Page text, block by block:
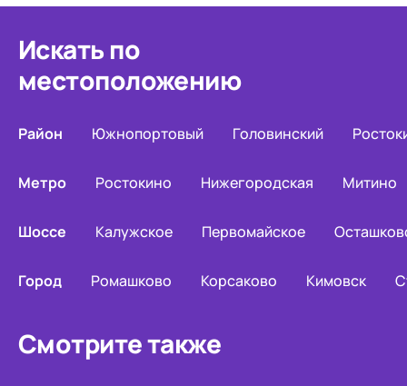
Искать по
местоположению
Район Южнопортовый Головинский
Метро Ростокино Нижегородская Митино
Шоссе Калужское Первомайское
Город Ромашково Корсаково Кимовск
Смотрите также